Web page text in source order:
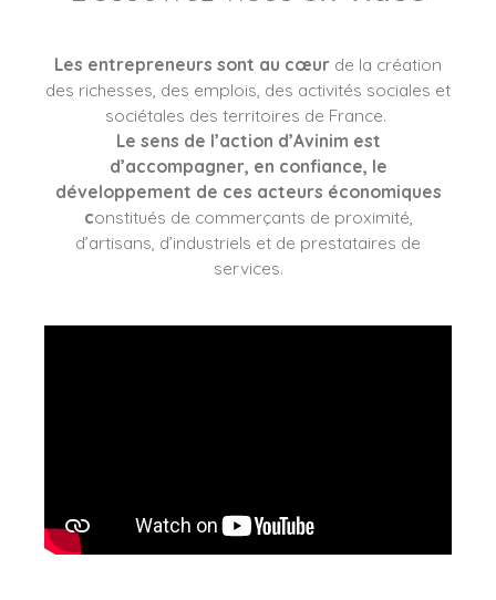
Les entrepreneurs sont au cœur de la création
des richesses, des emplois, des activités sociales et
sociétales des territoires de France.
Le sens de l’action d’Avinim est
d’accompagner, en confiance, le
développement de ces acteurs économiques
constitués de commerçants de proximité,
d’artisans, d’industriels et de prestataires de
services.